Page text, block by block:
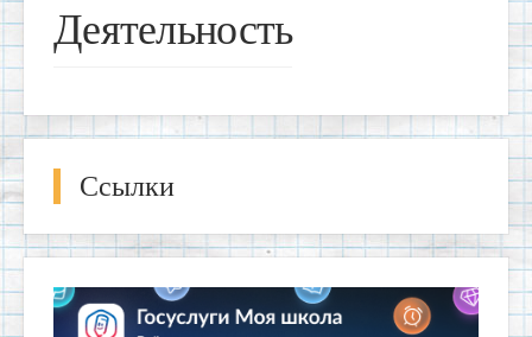
Деятельность
Ссылки